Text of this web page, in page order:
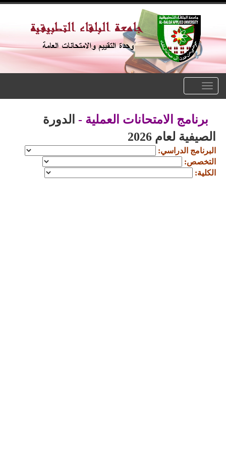
navigation
برنامج الامتحانات العملية - الدورة
الصيفية لعام 2026
البرنامج الدراسي:
التخصص:
الكلية: